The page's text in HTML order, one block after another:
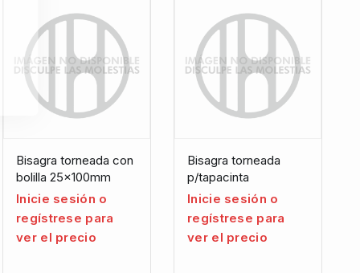
Bisagra torneada con
bolilla 25x100mm
Inicie sesión o
regístrese para
ver el precio
Bisagra torneada
p/tapacinta
Inicie sesión o
regístrese para
ver el precio